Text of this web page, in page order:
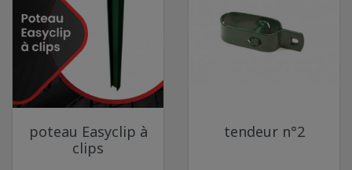
poteau Easyclip à
clips
tendeur n°2